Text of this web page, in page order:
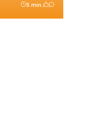
5 min.